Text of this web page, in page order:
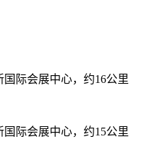
际会展中心，约16公里
际会展中心，约15公里